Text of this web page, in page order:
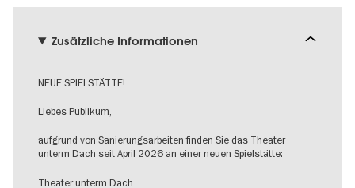
Zusätzliche Informationen
NEUE SPIELSTÄTTE!
Liebes Publikum,
aufgrund von Sanierungsarbeiten finden Sie das Theater
unterm Dach seit April 2026 an einer neuen Spielstätte:
Theater unterm Dach